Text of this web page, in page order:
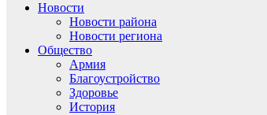
Новости
Новости района
Новости региона
Общество
Армия
Благоустройство
Здоровье
История